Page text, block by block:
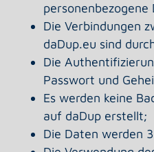
Die Verbindungen
daDup.eu sind
Die
Passwort und
Es werden keine
auf daDup erstellt;
Die Daten werden